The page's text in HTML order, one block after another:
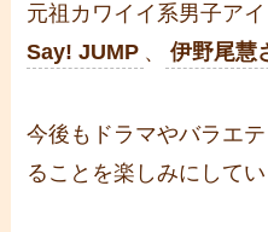
元祖カワイイ系男子ア
Say! JUMP 、 伊野尾慧
今後もドラマやバラエ
ることを楽しみにしてい